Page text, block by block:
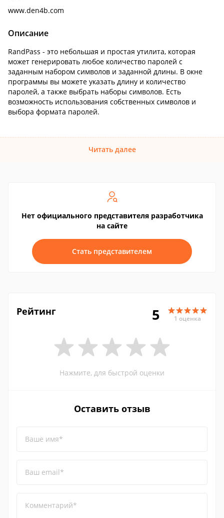
www.den4b.com
Описание
RandPass - это небольшая и простая утилита, которая
может генерировать любое количество паролей с
заданным набором символов и заданной длины. В окне
программы вы можете указать длину и количество
паролей, а также выбрать наборы символов. Есть
возможность использования собственных символов и
выбора формата паролей.
Читать далее
Нет официального представителя разработчика
на сайте
Стать представителем
Рейтинг 5 1 оценка
Нажмите, для быстрой оценки
Оставить отзыв
Ваше имя*
Ваш email*
Комментарий*